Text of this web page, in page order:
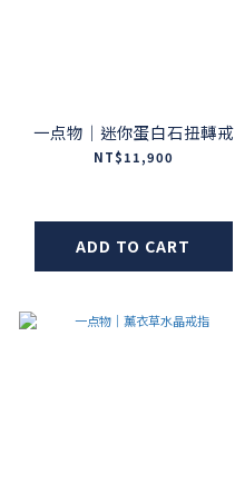
一点物｜迷你蛋白石扭轉戒
NT$11,900
ADD TO CART